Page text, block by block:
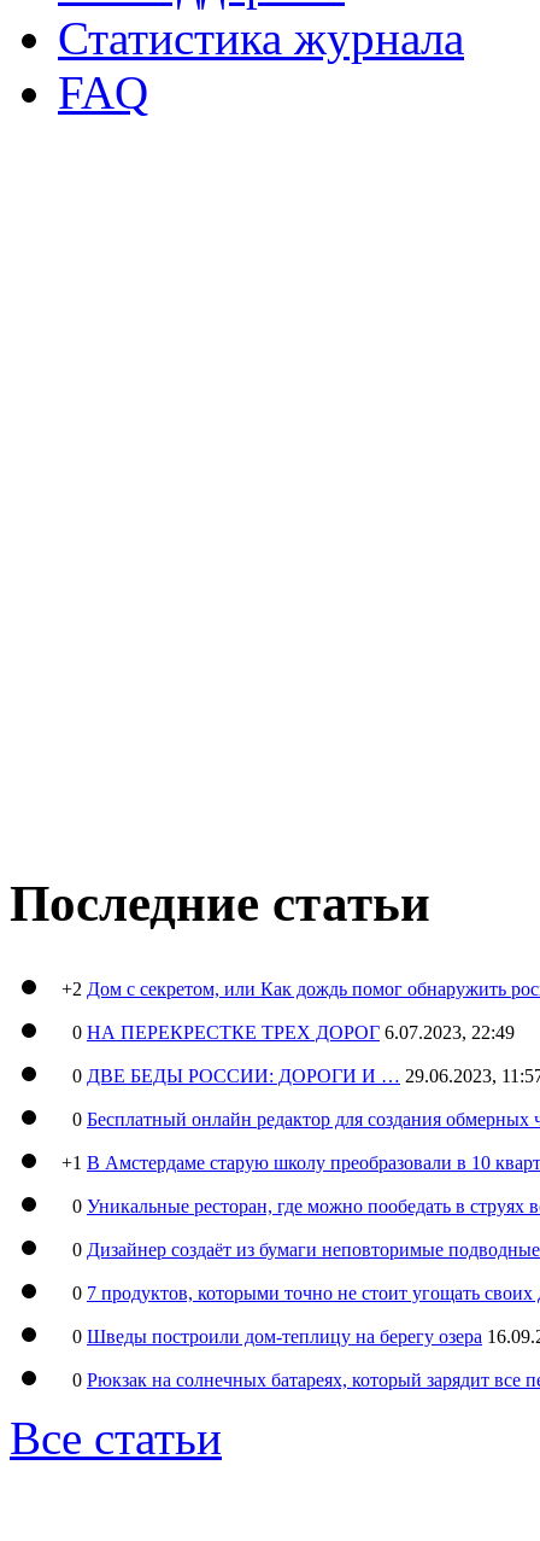
Статистика журнала
FAQ
Последние статьи
+2 Дом с секретом, или Как дождь помог обнаружить
0 НА ПЕРЕКРЕСТКЕ ТРЕХ ДОРОГ 6.07.2023, 22:49
0 ДВЕ БЕДЫ РОССИИ: ДОРОГИ И … 29.06.2023,
0 Бесплатный онлайн редактор для создания обмерных
+1 В Амстердаме старую школу преобразовали в 10
0 Уникальные ресторан, где можно пообедать в струях
0 Дизайнер создаёт из бумаги неповторимые
0 7 продуктов, которыми точно не стоит угощать
0 Шведы построили дом-теплицу на берегу озера
0 Рюкзак на солнечных батареях, который зарядит все
Все статьи